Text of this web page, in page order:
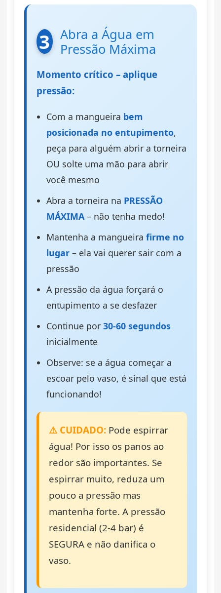
3
Abra a Água em
Pressão Máxima
Momento crítico – aplique
pressão:
Com a mangueira bem
posicionada no entupimento,
peça para alguém abrir a torneira
OU solte uma mão para abrir
você mesmo
Abra a torneira na PRESSÃO
MÁXIMA– não tenha medo!
Mantenha a mangueira firme no
lugar– ela vai querer sair com a
pressão
A pressão da água forçará o
entupimento a se desfazer
Continue por 30-60 segundos
inicialmente
Observe: se a água começar a
escoar pelo vaso, é sinal que está
funcionando!
⚠️ CUIDADO:Pode espirrar
água! Por isso os panos ao
redor são importantes. Se
espirrar muito, reduza um
pouco a pressão mas
mantenha forte. A pressão
residencial (2-4 bar) é
SEGURA e não danifica o
vaso.